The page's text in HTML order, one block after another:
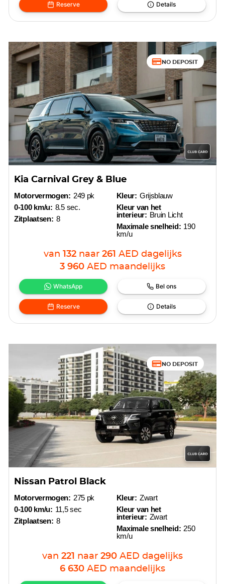
Reserve Details
NO DEPOSIT
Kia Carnival Grey & Blue
Motorvermogen: 249 pk
0-100 km/u: 8.5 sec.
Zitplaatsen: 8
Kleur: Grijsblauw
Kleur van het
interieur: Bruin Licht
Maximale snelheid: 190
km/u
van 132 naar 261 AED dagelijks
3 960 AED maandelijks
WhatsApp Bel ons
Reserve Details
NO DEPOSIT
Nissan Patrol Black
Motorvermogen: 275 pk
0-100 km/u: 11,5 sec
Zitplaatsen: 8
Kleur: Zwart
Kleur van het
interieur: Zwart
Maximale snelheid: 250
km/u
van 221 naar 290 AED dagelijks
6 630 AED maandelijks